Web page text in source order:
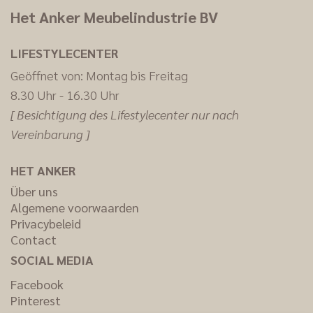
Het Anker Meubelindustrie BV
LIFESTYLECENTER
Geöffnet von: Montag bis Freitag
8.30 Uhr - 16.30 Uhr
[ Besichtigung des Lifestylecenter nur nach
Vereinbarung ]
HET ANKER
Über uns
Algemene voorwaarden
Privacybeleid
Contact
SOCIAL MEDIA
Facebook
Pinterest